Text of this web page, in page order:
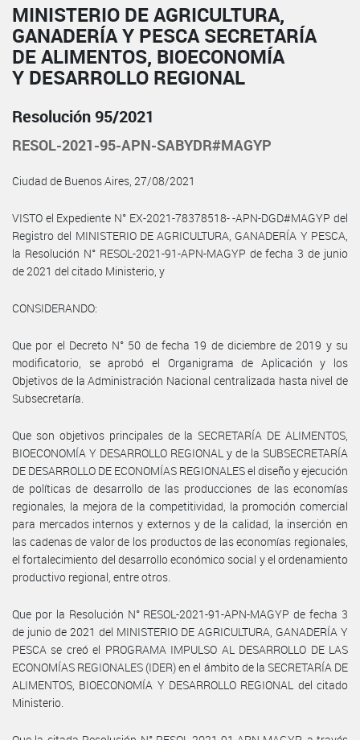
MINISTERIO DE AGRICULTURA,
GANADERÍA Y PESCA SECRETARÍA
DE ALIMENTOS, BIOECONOMÍA
Y DESARROLLO REGIONAL
Resolución 95/2021
RESOL-2021-95-APN-SABYDR#MAGYP
Ciudad de Buenos Aires, 27/08/2021
VISTO el Expediente N° EX-2021-78378518- -APN-DGD#MAGYP del
Registro del MINISTERIO DE AGRICULTURA, GANADERÍA Y PESCA,
la Resolución N° RESOL-2021-91-APN-MAGYP de fecha 3 de junio
de 2021 del citado Ministerio, y
CONSIDERANDO:
Que por el Decreto N° 50 de fecha 19 de diciembre de 2019 y su
modificatorio, se aprobó el Organigrama de Aplicación y los
Objetivos de la Administración Nacional centralizada hasta nivel de
Subsecretaría.
Que son objetivos principales de la SECRETARÍA DE ALIMENTOS,
BIOECONOMÍA Y DESARROLLO REGIONAL y de la SUBSECRETARÍA
DE DESARROLLO DE ECONOMÍAS REGIONALES el diseño y ejecución
de políticas de desarrollo de las producciones de las economías
regionales, la mejora de la competitividad, la promoción comercial
para mercados internos y externos y de la calidad, la inserción en
las cadenas de valor de los productos de las economías regionales,
el fortalecimiento del desarrollo económico social y el ordenamiento
productivo regional, entre otros.
Que por la Resolución N° RESOL-2021-91-APN-MAGYP de fecha 3
de junio de 2021 del MINISTERIO DE AGRICULTURA, GANADERÍA Y
PESCA se creó el PROGRAMA IMPULSO AL DESARROLLO DE LAS
ECONOMÍAS REGIONALES (IDER) en el ámbito de la SECRETARÍA DE
ALIMENTOS, BIOECONOMÍA Y DESARROLLO REGIONAL del citado
Ministerio.